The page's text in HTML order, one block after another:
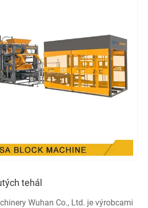
tehál
Wuhan Co., Ltd. je výrobcami